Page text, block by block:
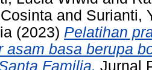
and Surianti,
(2023) Pelatihan
asam basa berupa
Familia. Jurnal